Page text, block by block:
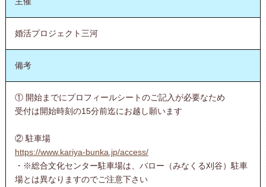
婚活プロジェクト三河
備考
① 開始までにプロフィールシートのご記入が必要なため
受付は開始時刻の15分前迄にお越し願います
② 駐車場
https://www.kariya-bunka.jp/access/
・※総合文化センター駐車場は、バロー（みなくる刈谷）駐車
場とは異なりますのでご注意下さい